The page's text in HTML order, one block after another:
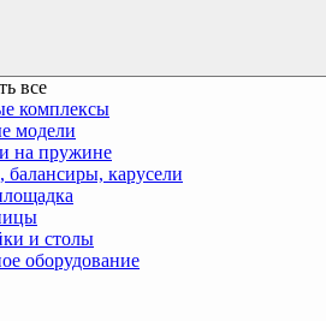
все
комплексы
модели
на пружине
балансиры, карусели
и столы
оборудование